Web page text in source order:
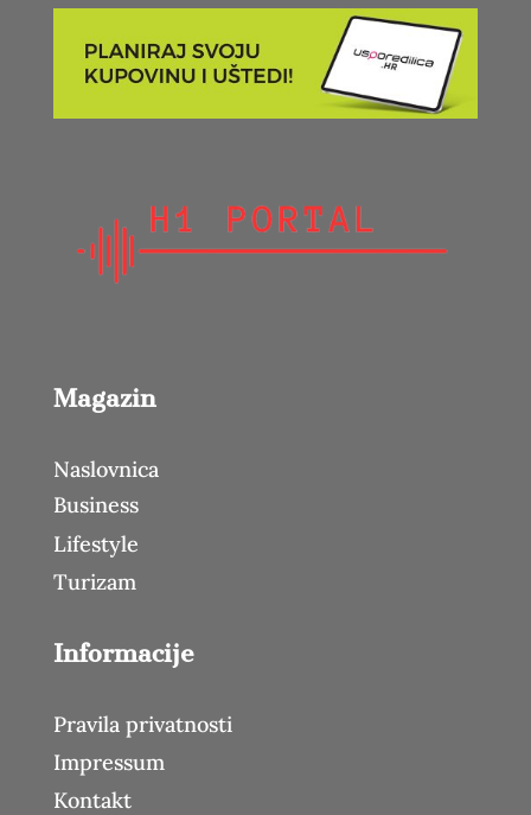
Magazin
Naslovnica
Business
Lifestyle
Turizam
Informacije
Pravila privatnosti
Impressum
Kontakt